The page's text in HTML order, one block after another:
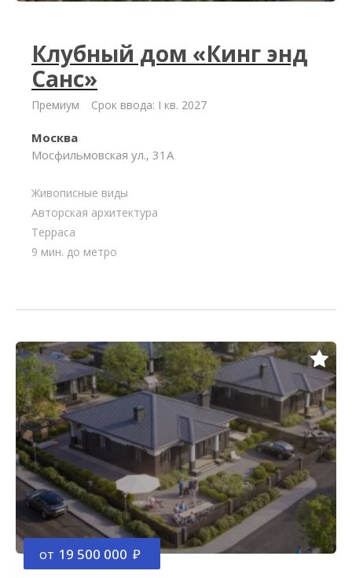
Клубный дом «Кинг энд
Санс»
Премиум Срок ввода: I кв. 2027
Москва
Мосфильмовская ул., 31А
Живописные виды
Авторская архитектура
Терраса
9 мин. до метро
от 19 500 000